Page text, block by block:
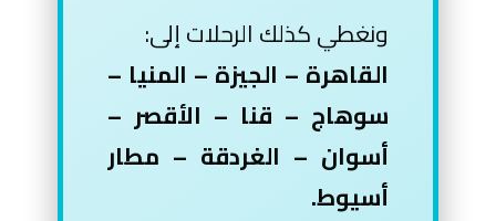
ونغطي كذلك الرحلات إلى:
القاهرة – الجيزة – المنيا –
سوهاج – قنا – الأقصر –
أسوان – الغردقة – مطار
أسيوط.